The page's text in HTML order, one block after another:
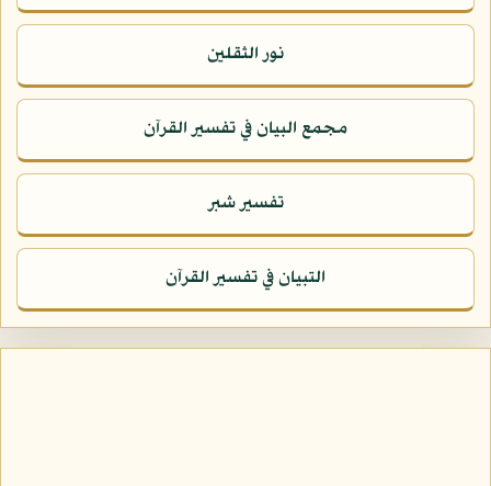
نور الثقلين
مجمع البيان في تفسير القرآن
تفسير شبر
التبيان في تفسير القرآن